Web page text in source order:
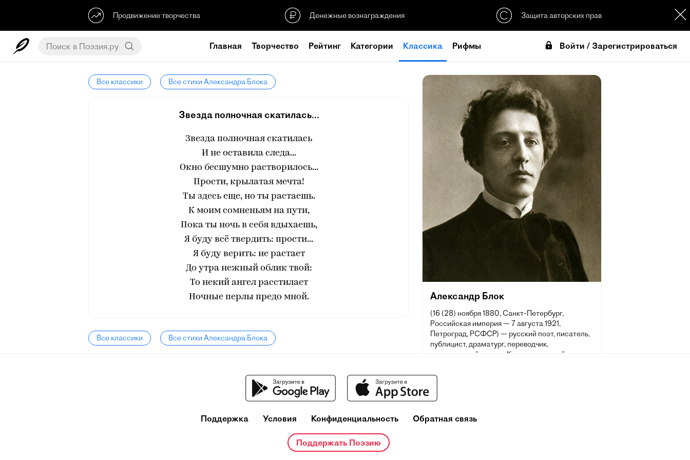
Продвижение творчества Денежные вознаграждения Защита авторских прав
Главная Творчество Рейтинг Категории Классика Рифмы Войти / Зарегистрироваться
Все классики Все стихи Александра Блока
Звезда полночная скатилась...
Звезда полночная скатилась
И не оставила следа...
Окно бесшумно растворилось...
Прости, крылатая мечта!
Ты здесь еще, но ты растаешь.
К моим сомненьям на пути,
Пока ты ночь в себя вдыхаешь,
Я буду всё твердить: прости...
Я буду верить: не растает
До утра нежный облик твой:
То некий ангел расстилает
Ночные перлы предо мной.
Все классики Все стихи Александра Блока
Александр Блок
(16 (28) ноября 1880, Санкт-Петербург,
Российская империя — 7 августа 1921,
Петроград, РСФСР) — русский поэт, писатель,
публицист, драматург, переводчик,
литературный критик. Классик русской
представителей русского символизма.
Поддержка Условия Конфиденциальность Обратная связь
Поддержать Поэзию